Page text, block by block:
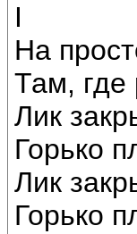
I
На
Там, где
Лик
Горько
Лик
Горько